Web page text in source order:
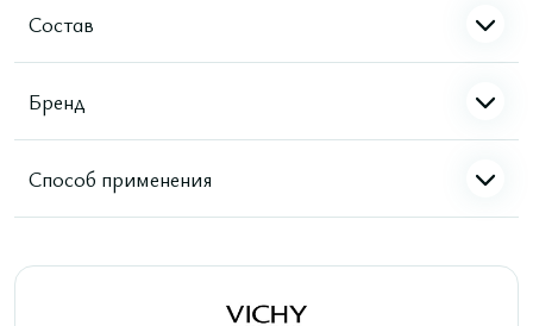
Состав
Бренд
Способ применения